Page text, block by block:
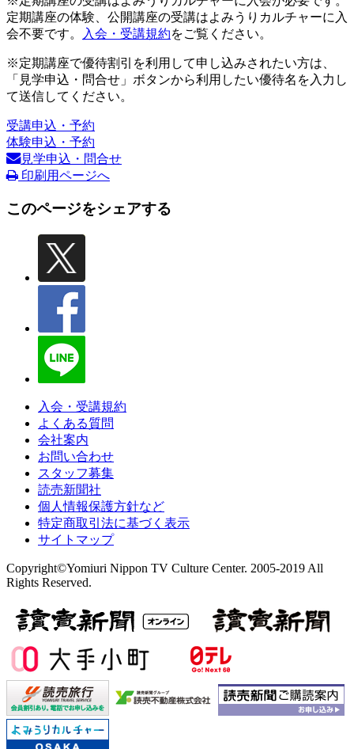
定期講座の体験、公開講座の受講はよみうりカルチャーに入
会不要です。
入会・受講規約をご覧ください。
※定期講座で優待割引を利用して申し込みされたい方は、
「見学申込・問合せ」ボタンから利用したい優待名を入力し
て送信してください。
受講申込・予約
体験申込・予約
見学申込・問合せ
印刷用ページへ
このページをシェアする
入会・受講規約
よくある質問
会社案内
お問い合わせ
スタッフ募集
読売新聞社
個人情報保護方針など
特定商取引法に基づく表示
サイトマップ
Copyright©Yomiuri Nippon TV Culture Center. 2005-2019 All
Rights Reserved.